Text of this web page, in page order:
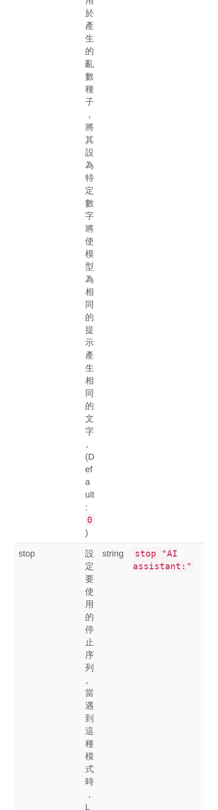
於
產
生
的
亂
數
種
子
，
將
其
設
為
特
定
數
字
將
使
模
型
為
相
同
的
提
示
產
生
相
同
的
文
字
。
(D
ef
a
ult
:
0
)
stop
設
定
要
使
用
的
停
止
序
列
。
當
遇
到
這
種
模
式
時
，
L
string
stop "AI
assistant:"